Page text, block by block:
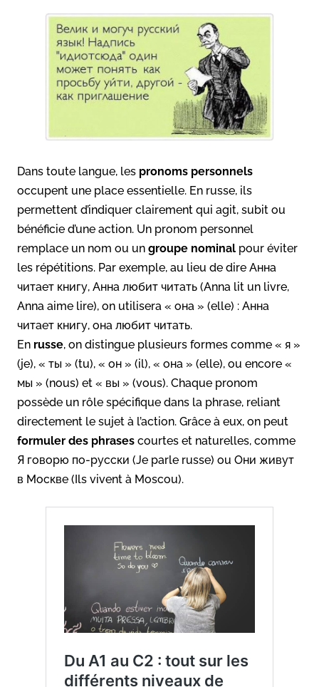
Dans toute langue, les pronoms personnels
occupent une place essentielle. En russe, ils
permettent d’indiquer clairement qui agit, subit ou
bénéficie d’une action. Un pronom personnel
remplace un nom ou un groupe nominal pour éviter
les répétitions. Par exemple, au lieu de dire Анна
читает книгу, Анна любит читать (Anna lit un livre,
Anna aime lire), on utilisera « она » (elle) : Анна
читает книгу, она любит читать.
En russe, on distingue plusieurs formes comme « я »
(je), « ты » (tu), « он » (il), « она » (elle), ou encore «
мы » (nous) et « вы » (vous). Chaque pronom
possède un rôle spécifique dans la phrase, reliant
directement le sujet à l’action. Grâce à eux, on peut
formuler des phrases courtes et naturelles, comme
Я говорю по-русски (Je parle russe) ou Они живут
в Москве (Ils vivent à Moscou).